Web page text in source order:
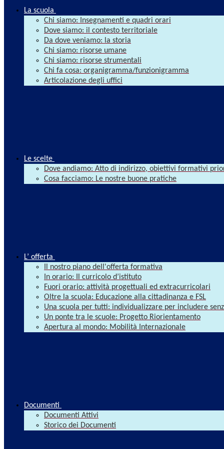
La scuola
Chi siamo: Insegnamenti e quadri orari
Dove siamo: il contesto territoriale
Da dove veniamo: la storia
Chi siamo: risorse umane
Chi siamo: risorse strumentali
Chi fa cosa: organigramma/funzionigramma
Articolazione degli uffici
Le scelte
Dove andiamo: Atto di indirizzo, obiettivi formativi
Cosa facciamo: Le nostre buone pratiche
L’ offerta
Il nostro piano dell'offerta formativa
In orario: Il curricolo d’istituto
Fuori orario: attività progettuali ed extracurricolari
Oltre la scuola: Educazione alla cittadinanza e FSL
Una scuola per tutti: individualizzare per includere
Un ponte tra le scuole: Progetto Riorientamento
Apertura al mondo: Mobilità Internazionale
Documenti
Documenti Attivi
Storico dei Documenti